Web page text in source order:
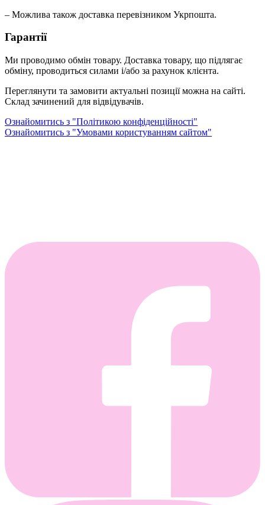
– Можлива також доставка перевізником Укрпошта.
Гарантії
Ми проводимо обмін товару. Доставка товару, що підлягає
обміну, проводиться силами і/або за рахунок клієнта.
Переглянути та замовити актуальні позиції можна на сайті.
Склад зачинений для відвідувачів.
Ознайомитись з "Політикою конфіденційності"
Ознайомитись з "Умовами користуванням сайтом"